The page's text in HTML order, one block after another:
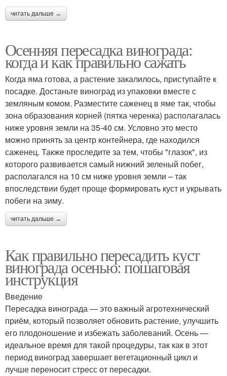
читать дальше →
Осенняя пересадка винограда:
когда и как правильно сажать
Когда яма готова, а растение закалилось, приступайте к
посадке. Достаньте виноград из упаковки вместе с
земляным комом. Разместите саженец в яме так, чтобы
зона образования корней (пятка черенка) располагалась
ниже уровня земли на 35-40 см. Условно это место
можно принять за центр контейнера, где находился
саженец. Также проследите за тем, чтобы "глазок", из
которого развивается самый нижний зеленый побег,
располагался на 10 см ниже уровня земли – так
впоследствии будет проще формировать куст и укрывать
побеги на зиму.
читать дальше →
Как правильно пересадить куст
винограда осенью: пошаговая
инструкция
Введение
Пересадка винограда — это важный агротехнический
приём, который позволяет обновить растение, улучшить
его плодоношение и избежать заболеваний. Осень —
идеальное время для такой процедуры, так как в этот
период виноград завершает вегетационный цикл и
лучше переносит стресс от пересадки.